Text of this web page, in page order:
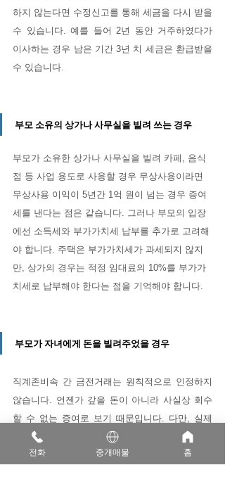
하지 않는다면 수정신고를 통해 세금을 다시 받을
수 있습니다. 예를 들어 2년 동안 거주하였다가
이사하는 경우 남은 기간 3년 치 세금은 환급받을
수 있습니다.
부모 소유의 상가나 사무실을 빌려 쓰는 경우
부모가 소유한 상가나 사무실을 빌려 카페, 음식
점 등 사업 용도로 사용할 경우 무상사용이라면
무상사용 이익이 5년간 1억 원이 넘는 경우 증여
세를 낸다는 점은 같습니다. 그러나 부모의 입장
에선 소득세와 부가가치세 납부를 추가로 고려해
야 합니다. 주택은 부가가치세가 과세되지 않지
만, 상가의 경우는 적정 임대료의 10%를 부가가
치세로 납부해야 한다는 점을 기억해야 합니다.
부모가 자녀에게 돈을 빌려주었을 경우
직계존비속 간 금전거래는 원칙적으로 인정하지
않습니다. 언젠가 갚을 돈이 아니라 사실상 회수
할 수 없는 증여로 보기 때문입니다. 다만, 실제
원리금 상환에 관한 사실이 객관적으로 입증된다
면 빌린 돈이라는 것을 인정해 주는데요. 차용증
전화 중개매물 홈